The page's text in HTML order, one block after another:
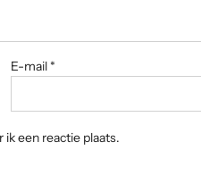
E-mail *
een reactie plaats.